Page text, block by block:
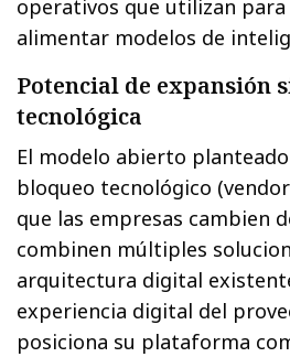
operativos que utilizan
alimentar modelos de
Potencial de expansión
tecnológica
El modelo abierto
bloqueo tecnológico
que las empresas cambien
combinen múltiples
arquitectura digital
experiencia digital del
posiciona su plataforma